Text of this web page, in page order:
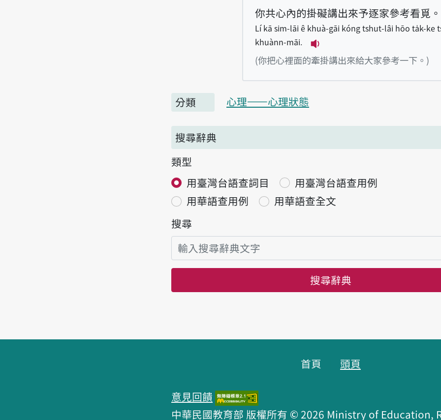
你共心內的掛礙講出來予逐家參考看覓。
Lí kā sim-lāi ê khuà-gāi kóng tshut-lâi hōo ta̍k-ke
khuànn-māi.
播放例句Lí kā sim-lāi ê
(你把心裡面的牽掛講出來給大家參考一下。)
分類 心理——心理狀態
搜尋辭典
類型
用臺灣台語查詞目
用臺灣台語查用例
用華語查用例
用華語查全文
搜尋
搜尋辭典
首頁 頭頁
意見回饋
中華民國教育部 版權所有 © 2026 Ministry of Education,